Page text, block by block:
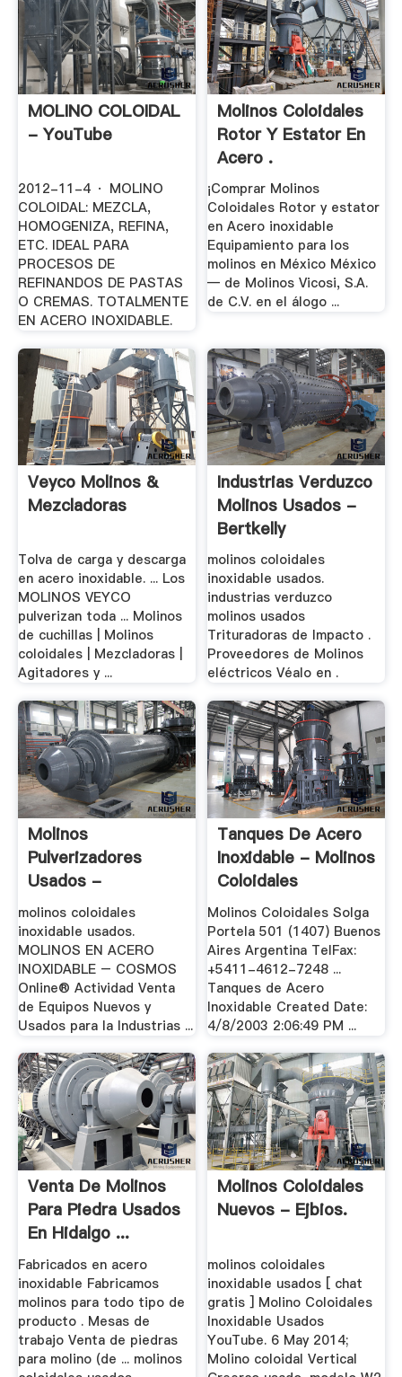
MOLINO COLOIDAL
- YouTube
2012-11-4 · MOLINO
COLOIDAL: MEZCLA,
HOMOGENIZA, REFINA,
ETC. IDEAL PARA
PROCESOS DE
REFINANDOS DE PASTAS
O CREMAS. TOTALMENTE
EN ACERO INOXIDABLE.
Molinos Coloidales
Rotor Y Estator En
Acero .
¡Comprar Molinos
Coloidales Rotor y estator
en Acero inoxidable
Equipamiento para los
molinos en México México
— de Molinos Vicosi, S.A.
de C.V. en el álogo ...
Veyco Molinos &
Mezcladoras
Tolva de carga y descarga
en acero inoxidable. ... Los
MOLINOS VEYCO
pulverizan toda ... Molinos
de cuchillas | Molinos
coloidales | Mezcladoras |
Agitadores y ...
Industrias Verduzco
Molinos Usados -
Bertkelly
molinos coloidales
inoxidable usados.
industrias verduzco
molinos usados
Trituradoras de Impacto .
Proveedores de Molinos
eléctricos Véalo en .
Molinos
Pulverizadores
Usados -
Trituradora De
Cono
molinos coloidales
inoxidable usados.
MOLINOS EN ACERO
INOXIDABLE – COSMOS
Online® Actividad Venta
de Equipos Nuevos y
Usados para la Industrias ...
Tanques De Acero
Inoxidable - Molinos
Coloidales
Molinos Coloidales Solga
Portela 501 (1407) Buenos
Aires Argentina TelFax:
+5411-4612-7248 ...
Tanques de Acero
Inoxidable Created Date:
4/8/2003 2:06:49 PM ...
Venta De Molinos
Para Piedra Usados
En Hidalgo ...
Fabricados en acero
inoxidable Fabricamos
molinos para todo tipo de
producto . Mesas de
trabajo Venta de piedras
para molino (de ... molinos
Molinos Coloidales
Nuevos - Ejbios.
molinos coloidales
inoxidable usados [ chat
gratis ] Molino Coloidales
Inoxidable Usados
YouTube. 6 May 2014;
Molino coloidal Vertical